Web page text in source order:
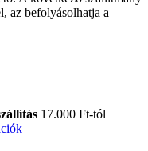
az befolyásolhatja a
17.000 Ft-tól